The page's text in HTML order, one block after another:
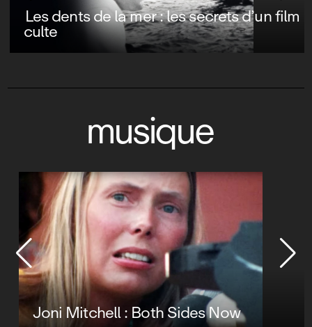
Les dents de la mer : les secrets d’un film
culte
musique
Joni Mitchell : Both Sides Now